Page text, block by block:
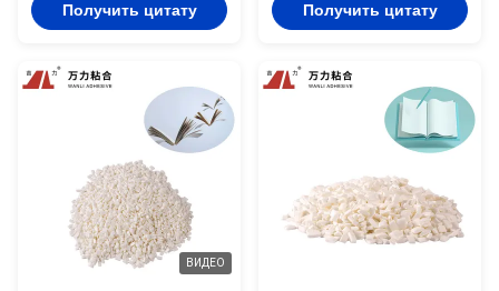
Получить цитату
Получить цитату
ВИДЕО